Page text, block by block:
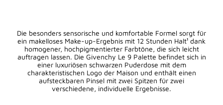
Die besonders sensorische und komfortable Formel sorgt für
ein makelloses Make-up-Ergebnis mit 12 Stunden Halt¹ dank
homogener, hochpigmentierter Farbtöne, die sich leicht
auftragen lassen. Die Givenchy Le 9 Palette befindet sich in
einer luxuriösen schwarzen Puderdose mit dem
charakteristischen Logo der Maison und enthält einen
aufsteckbaren Pinsel mit zwei Spitzen für zwei
verschiedene, individuelle Ergebnisse.